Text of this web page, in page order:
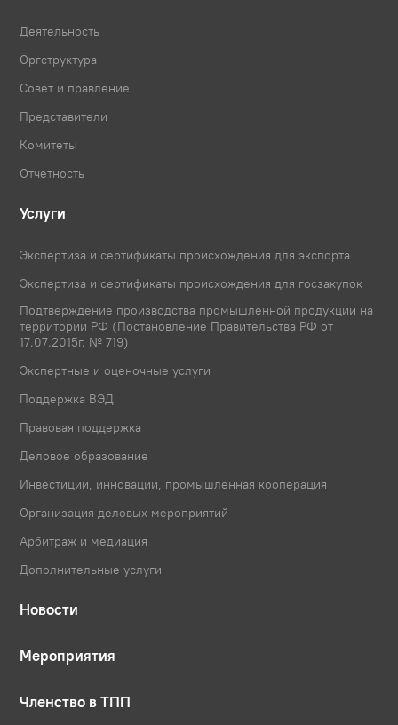
Деятельность
Оргструктура
Совет и правление
Представители
Комитеты
Отчетность
Услуги
Экспертиза и сертификаты происхождения для экспорта
Экспертиза и сертификаты происхождения для госзакупок
Подтверждение производства промышленной продукции на
территории РФ (Постановление Правительства РФ от
17.07.2015г. № 719)
Экспертные и оценочные услуги
Поддержка ВЭД
Правовая поддержка
Деловое образование
Инвестиции, инновации, промышленная кооперация
Организация деловых мероприятий
Арбитраж и медиация
Дополнительные услуги
Новости
Мероприятия
Членство в ТПП